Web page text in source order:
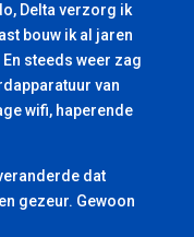
Delta verzorg ik
bouw ik al jaren
steeds weer zag
van
wifi, haperende
dat
gezeur. Gewoon